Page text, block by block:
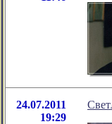
24.07.2011
19:29